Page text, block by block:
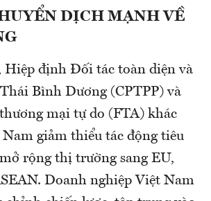
DỊCH MẠNH VỀ
Hiệp định Đối tác toàn diện và
Bình Dương (CPTPP) và
mại tự do (FTA) khác
giảm thiểu tác động tiêu
rộng thị trường sang EU,
Doanh nghiệp Việt Nam